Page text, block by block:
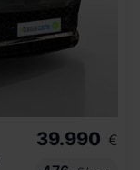
39.990 €